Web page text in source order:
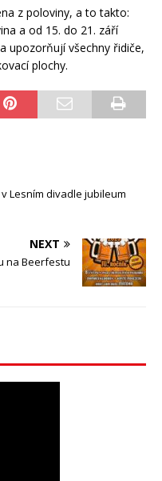
z poloviny, a to takto:
a od 15. do 21. září
upozorňují všechny řidiče,
plochy.
Lesním divadle jubileum
NEXT
na Beerfestu